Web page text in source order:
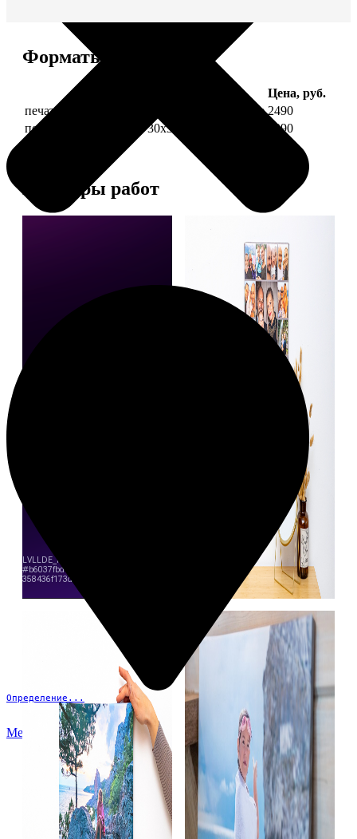
Определение...
Меню
Форматы и цены
Цена, руб.
печать фото на холсте 30х30 на подрамнике 2490
печать фото на холсте 30х30 в раме
4990
Примеры работ